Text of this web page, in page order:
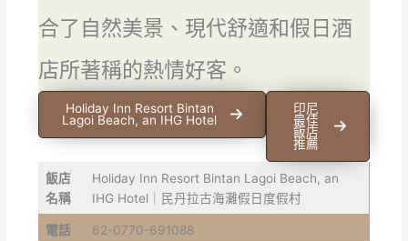
合了自然美景、現代舒適和假日酒
店所著稱的熱情好客。
Holiday Inn Resort Bintan
Lagoi Beach, an IHG Hotel
印尼
最佳
飯店
推薦
飯店
名稱
Holiday Inn Resort Bintan Lagoi Beach, an
IHG Hotel｜民丹拉古海灘假日度假村
電話 62-0770-691088